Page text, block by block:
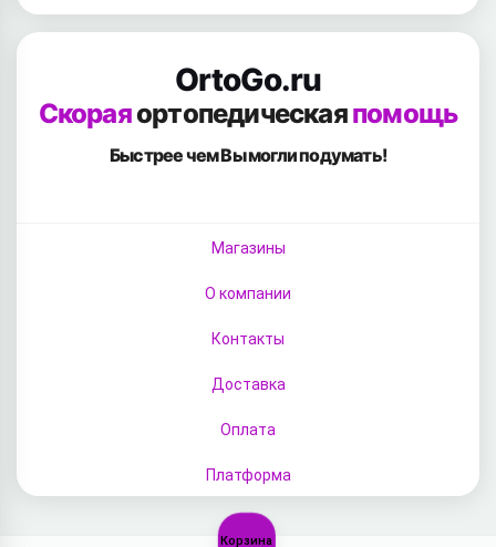
Корзина
OrtoGo.ru
Скораяортопедическаяпомощь
Быстрее чем Вымогли подумать!
Магазины
О компании
Контакты
Доставка
Оплата
Платформа